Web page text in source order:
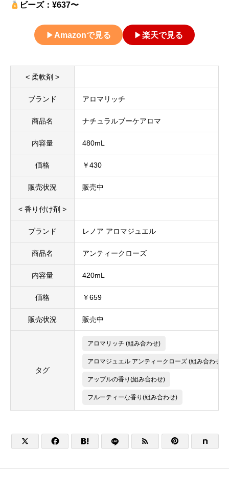
ビーズ：¥637〜
▶ Amazonで見る ▶楽天で見る
< 柔軟剤 >
ブランド アロマリッチ
商品名 ナチュラルブーケアロマ
内容量 480mL
価格 ￥430
販売状況 販売中
< 香り付け剤 >
ブランド レノア アロマジュエル
商品名 アンティークローズ
内容量 420mL
価格 ￥659
販売状況 販売中
タグ
アロマリッチ (組み合わせ)
アロマジュエル アンティークローズ (組み合わせ)
アップルの香り(組み合わせ)
フルーティーな香り(組み合わせ)
    